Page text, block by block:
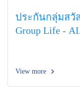
ประกันกลุ่มสวั
Group Life -
View more